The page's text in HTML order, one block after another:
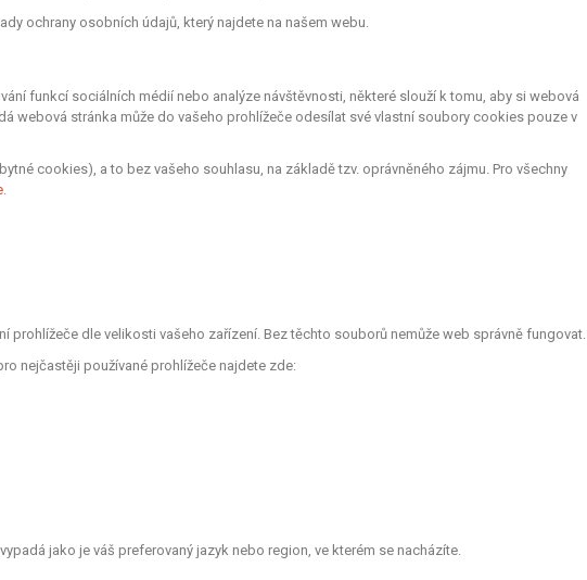
ochrany osobních údajů, který najdete na našem webu.
funkcí sociálních médií nebo analýze návštěvnosti, některé slouží k tomu, aby si webová
webová stránka může do vašeho prohlížeče odesílat své vlastní soubory cookies pouze v
cookies), a to bez vašeho souhlasu, na základě tzv. oprávněného zájmu. Pro všechny
dle velikosti vašeho zařízení. Bez těchto souborů nemůže web správně fungovat.
nejčastěji používané prohlížeče najdete zde:
jako je váš preferovaný jazyk nebo region, ve kterém se nacházíte.